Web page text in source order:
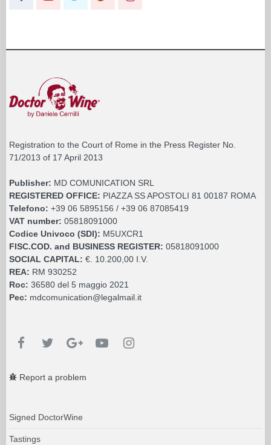
Registration to the Court of Rome in the Press Register No.
71/2013 of 17 April 2013
Publisher: MD COMUNICATION SRL
REGISTERED OFFICE: PIAZZA SS APOSTOLI 81 00187 ROMA
Telefono: +39 06 5895156 / +39 06 87085419
VAT number: 05818091000
Codice Univoco (SDI): M5UXCR1
FISC.COD. and BUSINESS REGISTER: 05818091000
SOCIAL CAPITAL: €. 10.200,00 I.V.
REA: RM 930252
Roc: 36580 del 5 maggio 2021
Pec: mdcomunication@legalmail.it
Report a problem
Signed DoctorWine
Tastings